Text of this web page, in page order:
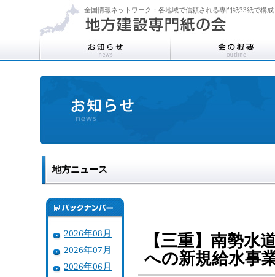
全国情報ネットワーク：各地域で信頼される専門紙33紙で構成
地方ニュース
2026年08月
2026年07月
2026年06月
【三重】南勢
への新規給水事